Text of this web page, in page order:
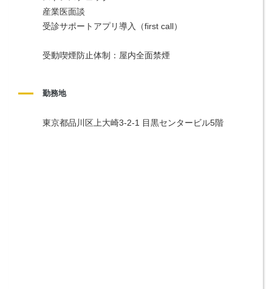
産業医面談
受診サポートアプリ導入（first call）
受動喫煙防止体制：屋内全面禁煙
勤務地
東京都品川区上大崎3-2-1 目黒センタービル5階